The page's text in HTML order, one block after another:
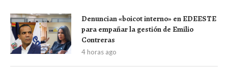
Denuncian «boicot interno» en EDEESTE
para empañar la gestión de Emilio
Contreras
4 horas ago